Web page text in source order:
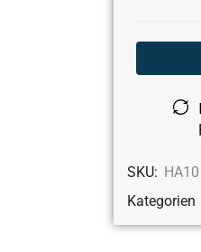
SKU:
Kategorien